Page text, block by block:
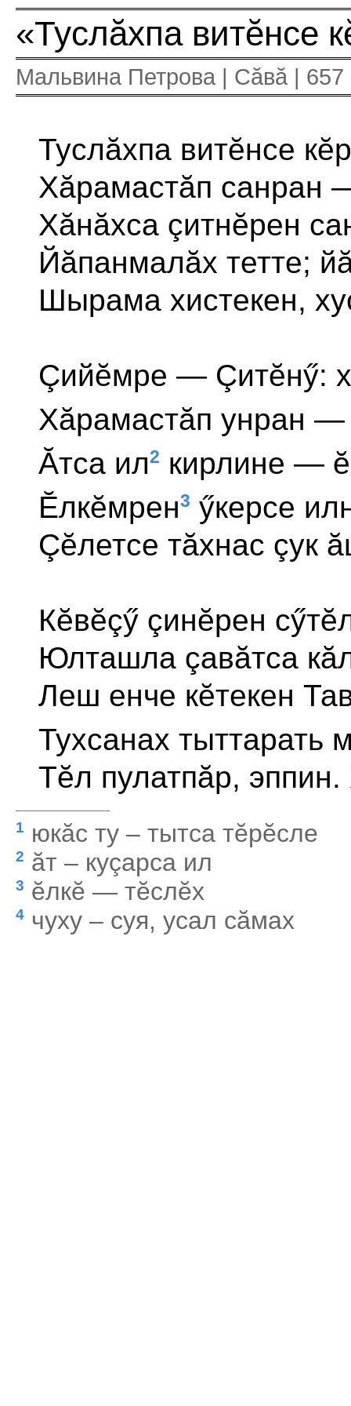
«Туслăхпа витĕнсе
Мальвина Петрова | Сăвă | 657
Туслăхпа витĕнсе
Хăрамастăп санран
Хăнăхса çитнĕрен
Йăпанмалăх тетте;
Шырама хистекен,
Çийĕмре — Çитĕнӳ:
Хăрамастăп унран —
Ăтса ил2 кирлине —
Ĕлкĕмрен3 ӳкерсе
Çĕлетсе тăхнас çук
Кĕвĕçӳ çинĕрен
Юлташла çавăтса
Леш енче кĕтекен
Тухсанах тыттарать
Тĕл пулатпăр,
1 юкăс ту – тытса тĕрĕсле
2 ăт – куçарса ил
3 ĕлкĕ — тĕслĕх
4 чуху – суя, усал сăмах